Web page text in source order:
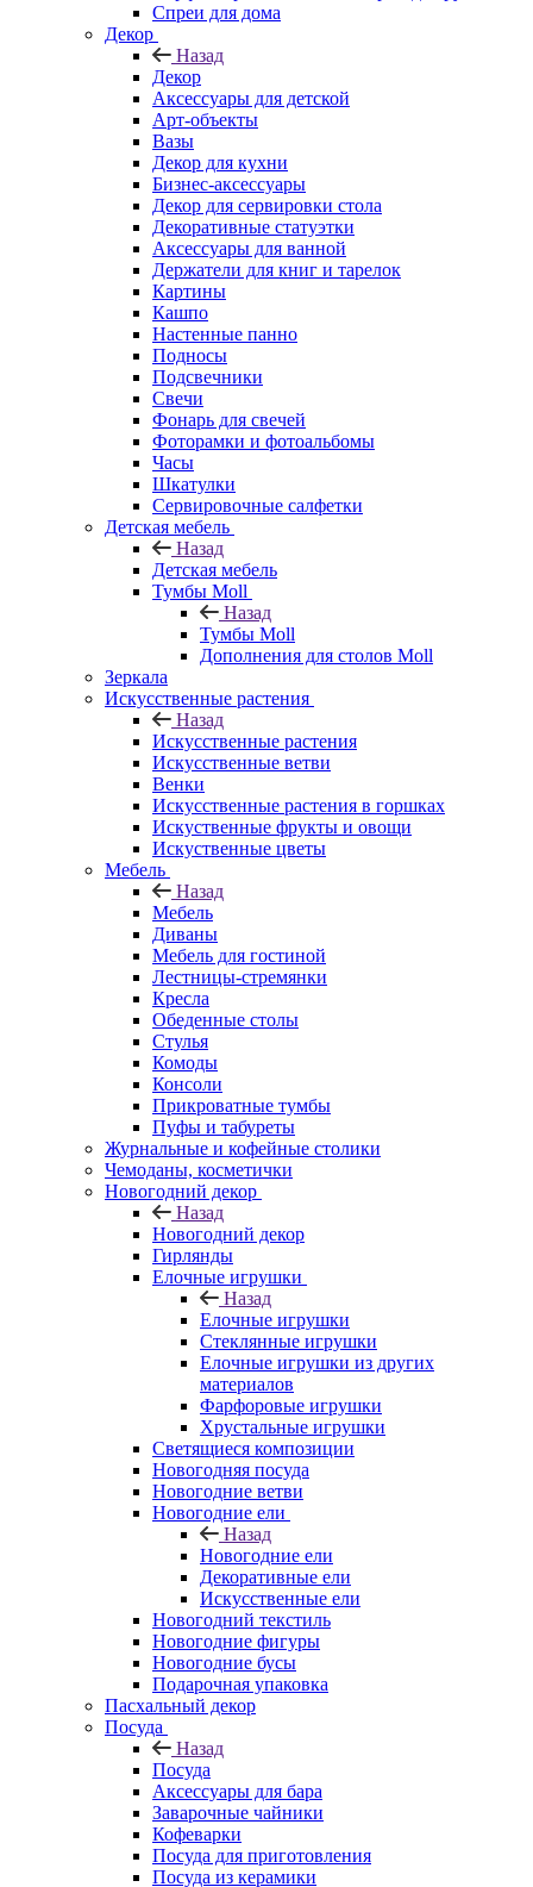
Спреи для дома
Декор
Назад
Декор
Аксессуары для детской
Арт-объекты
Вазы
Декор для кухни
Бизнес-аксессуары
Декор для сервировки стола
Декоративные статуэтки
Аксессуары для ванной
Держатели для книг и тарелок
Картины
Кашпо
Настенные панно
Подносы
Подсвечники
Свечи
Фонарь для свечей
Фоторамки и фотоальбомы
Часы
Шкатулки
Сервировочные салфетки
Детская мебель
Назад
Детская мебель
Тумбы Moll
Назад
Тумбы Moll
Дополнения для столов Moll
Зеркала
Искусственные растения
Назад
Искусственные растения
Искусственные ветви
Венки
Искусственные растения в горшках
Искуственные фрукты и овощи
Искуственные цветы
Мебель
Назад
Мебель
Диваны
Мебель для гостиной
Лестницы-стремянки
Кресла
Обеденные столы
Стулья
Комоды
Консоли
Прикроватные тумбы
Пуфы и табуреты
Журнальные и кофейные столики
Чемоданы, косметички
Новогодний декор
Назад
Новогодний декор
Гирлянды
Елочные игрушки
Назад
Елочные игрушки
Стеклянные игрушки
Елочные игрушки из других
материалов
Фарфоровые игрушки
Хрустальные игрушки
Светящиеся композиции
Новогодняя посуда
Новогодние ветви
Новогодние ели
Назад
Новогодние ели
Декоративные ели
Искусственные ели
Новогодний текстиль
Новогодние фигуры
Новогодние бусы
Подарочная упаковка
Пасхальный декор
Посуда
Назад
Посуда
Аксессуары для бара
Заварочные чайники
Кофеварки
Посуда для приготовления
Посуда из керамики